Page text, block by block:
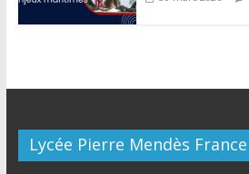
Lycée Pierre Mendès